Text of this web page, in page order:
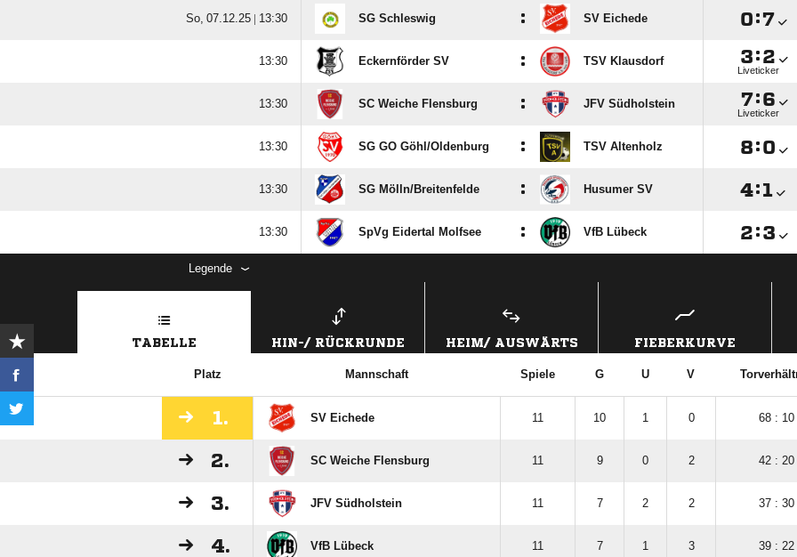
  |  SG Schleswig : SV Eichede :
 Eckernförder SV : TSV Klausdorf :
Liveticker
 SC Weiche Flensburg : JFV Südholstein :
Liveticker
 SG GO Göhl/​Oldenburg : TSV Altenholz :
 SG Mölln/​Breitenfelde : Husumer SV :
 SpVg Eidertal Molfsee : VfB Lübeck :
Legende
TABELLE HIN-/ RÜCKRUNDE HEIM/ AUSWÄRTS FIEBERKURVE
Platz Mannschaft Spiele G U V
1. SV Eichede 11 10 1 0 68 : 10
2. SC Weiche Flensburg 11 9 0 2 42 : 20
3. JFV Südholstein 11 7 2 2 37 : 30
4. VfB Lübeck 11 7 1 3 39 : 22